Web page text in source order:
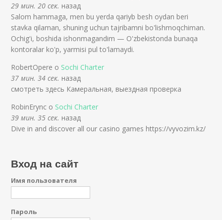
29 мин. 20 сек. назад
Salom hammaga, men bu yerda qariyb besh oydan beri
stavka qilaman, shuning uchun tajribamni bo'lishmoqchiman.
Ochig'i, boshida ishonmagandim — O'zbekistonda bunaqa
kontoralar ko'p, yarmisi pul to'lamaydi.
RobertOpere о Sochi Charter
37 мин. 34 сек. назад
смотреть здесь Камеральная, выездная проверка
RobinErync о Sochi Charter
39 мин. 35 сек. назад
Dive in and discover all our casino games https://vyvozim.kz/
Вход на сайт
Имя пользователя
Пароль